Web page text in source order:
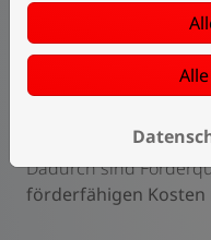
Seit 2026 richtet sich
persönlichen
können – abhängig
Voraussetzungen –
Dadurch sind
förderfähigen Kosten